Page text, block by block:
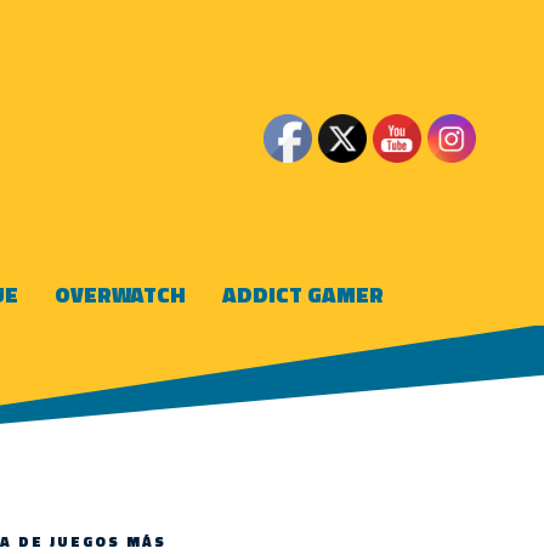
OVERWATCH ADDICT GAMER
DE JUEGOS MÁS